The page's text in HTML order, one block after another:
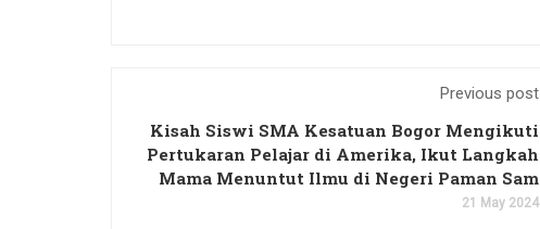
Previous post
Kisah Siswi SMA Kesatuan Bogor Mengikuti
Pertukaran Pelajar di Amerika, Ikut Langkah
Mama Menuntut Ilmu di Negeri Paman Sam
21 May 2024